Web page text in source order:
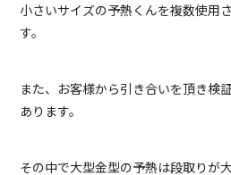
小さいサイズの予熱くんを複数使用
す。
また、お客様から引き合いを頂き検
あります。
その中で大型金型の予熱は段取りが